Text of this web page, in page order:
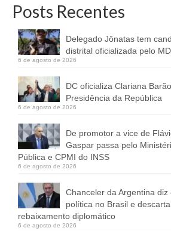
Posts Recentes
Delegado Jônatas tem
distrital oficializada pelo
6 de agosto de 2026
DC oficializa Clariana
Presidência da República
6 de agosto de 2026
De promotor a vice de
Gaspar passa pelo
Pública e CPMI do INSS
6 de agosto de 2026
Chanceler da Argentina
política no Brasil e
rebaixamento diplomático
6 de agosto de 2026